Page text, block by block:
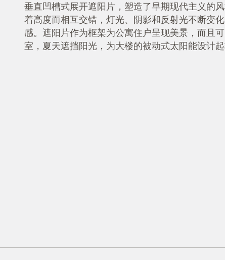
垂直凹槽式展开遮阳片，塑造了早期现代主义的
着高度而相互交错，灯光、阴影和反射光不断变
感。遮阳片作为框架为公寓住户呈现美景，而且
室，夏天遮挡阳光，为大楼的被动式太阳能设计起